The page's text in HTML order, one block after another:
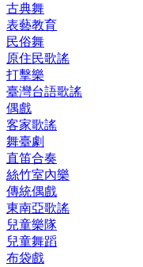
古典舞
表藝教育
民俗舞
原住民歌謠
打擊樂
臺灣台語歌謠
偶戲
客家歌謠
舞臺劇
直笛合奏
絲竹室內樂
傳統偶戲
東南亞歌謠
兒童樂隊
兒童舞蹈
布袋戲